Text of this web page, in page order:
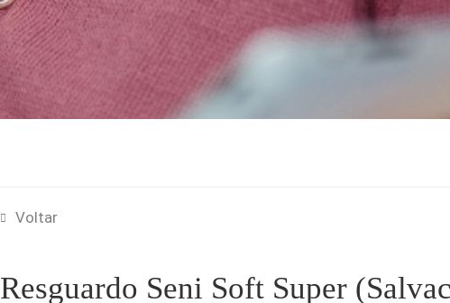
Voltar
Resguardo Seni Soft Super